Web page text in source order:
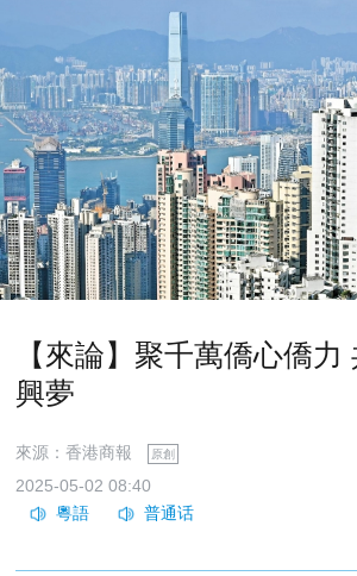
【來論】聚千萬僑心僑力
興夢
來源：香港商報 原創
2025-05-02 08:40